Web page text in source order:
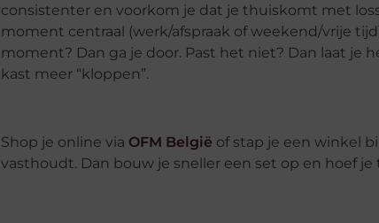
consistenter en voorkom je dat je thuiskomt met
moment centraal (werk/afspraak of weekend/vrije
moment? Dan ga je door. Past het niet? Dan laat je
kast meer “kloppen”.
Shop je online via OFM België of stap je een winkel
vasthoudt. Dan bouw je sneller een set op en hoef